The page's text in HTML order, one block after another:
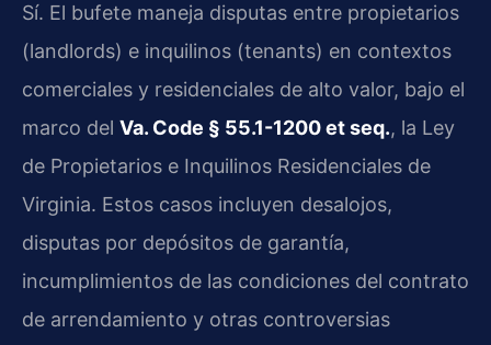
Sí. El bufete maneja disputas entre propietarios
(landlords) e inquilinos (tenants) en contextos
comerciales y residenciales de alto valor, bajo el
marco del Va. Code § 55.1-1200 et seq., la Ley
de Propietarios e Inquilinos Residenciales de
Virginia. Estos casos incluyen desalojos,
disputas por depósitos de garantía,
incumplimientos de las condiciones del contrato
de arrendamiento y otras controversias